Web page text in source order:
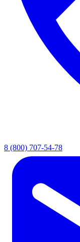
8 (800) 707-54-78